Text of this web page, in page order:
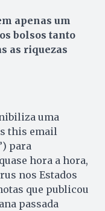
apenas um
bolsos tanto
as riquezas
uma
this email
para
hora a hora,
nos Estados
que publicou
passada